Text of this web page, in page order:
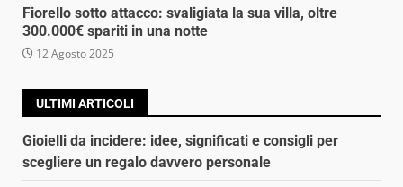
Fiorello sotto attacco: svaligiata la sua villa, oltre
300.000€ spariti in una notte
12 Agosto 2025
ULTIMI ARTICOLI
Gioielli da incidere: idee, significati e consigli per
scegliere un regalo davvero personale